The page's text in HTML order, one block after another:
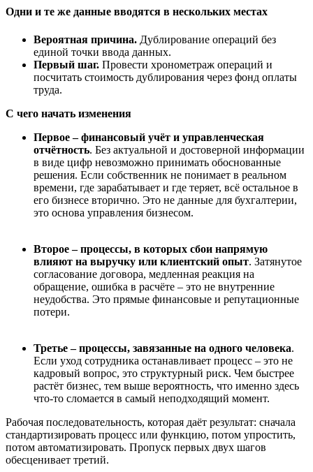
Одни и те же данные вводятся в нескольких местах
Вероятная причина. Дублирование операций без
единой точки ввода данных.
Первый шаг. Провести хронометраж операций и
посчитать стоимость дублирования через фонд оплаты
труда.
С чего начать изменения
Первое–финансовый учёт и управленческая
отчётность. Без актуальной и достоверной информации
в виде цифр невозможно принимать обоснованные
решения. Если собственник не понимает в реальном
времени, где зарабатывает и где теряет, всё остальное в
его бизнесе вторично. Это не данные для бухгалтерии,
это основа управления бизнесом.
Второе– процессы, в которых сбои напрямую
влияют на выручку или клиентский опыт. Затянутое
согласование договора, медленная реакция на
обращение, ошибка в расчёте – это не внутренние
неудобства. Это прямые финансовые и репутационные
потери.
Третье– процессы, завязанные на одного человека.
Если уход сотрудника останавливает процесс – это не
кадровый вопрос, это структурный риск. Чем быстрее
растёт бизнес, тем выше вероятность, что именно здесь
что-то сломается в самый неподходящий момент.
Рабочая последовательность, которая даёт результат: сначала
стандартизировать процесс или функцию, потом упростить,
потом автоматизировать. Пропуск первых двух шагов
обесценивает третий.